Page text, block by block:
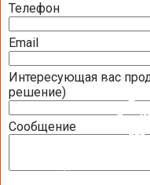
Телефон
Email
Интересующая вас
решение)
Сообщение